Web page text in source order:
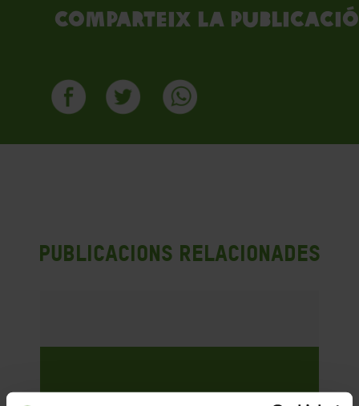
Comparteix la publicació
Publicacions Relacionades